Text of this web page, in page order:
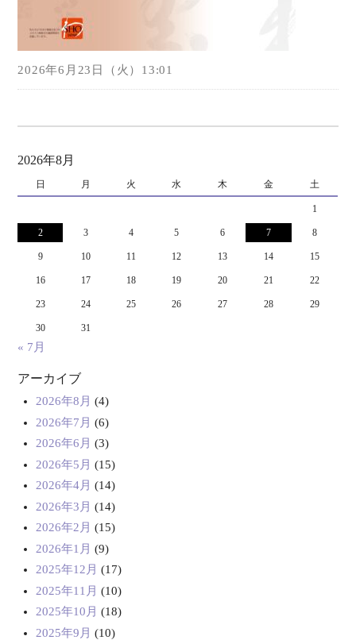
2026年6月23日（火）13:01
2026年8月
日 月 火 水 木 金 土
1
2 3 4 5 6 7 8
9 10 11 12 13 14 15
16 17 18 19 20 21 22
23 24 25 26 27 28 29
30 31
« 7月
アーカイブ
2026年8月 (4)
2026年7月 (6)
2026年6月 (3)
2026年5月 (15)
2026年4月 (14)
2026年3月 (14)
2026年2月 (15)
2026年1月 (9)
2025年12月 (17)
2025年11月 (10)
2025年10月 (18)
2025年9月 (10)